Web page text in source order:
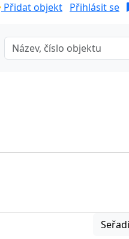
Přidat objekt Přihlásit se